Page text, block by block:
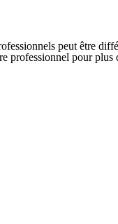
peut être
professionnel pour plus